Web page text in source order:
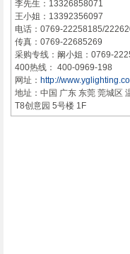
李先生：13326858071
王小姐：13392356097
电话：0769-22258185/
传真：0769-22685269
采购专线：阚小姐：0769-
400热线： 400-0969-198
网址： http://
地址：中国 广东 东莞 莞城区
T8创意园 5号楼 1F